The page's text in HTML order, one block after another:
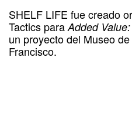
SHELF LIFE fue creado
Tactics paraAdded
un proyecto del Museo
Francisco.